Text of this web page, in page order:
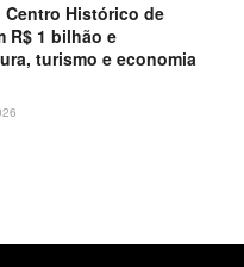
Histórico de
R$ 1 bilhão e
turismo e economia